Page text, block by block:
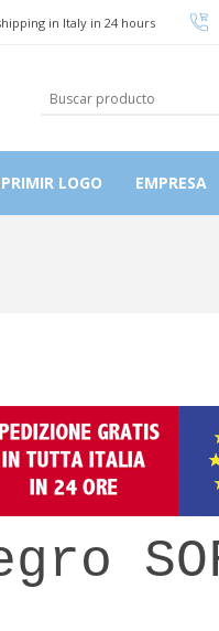
in Italy in 24 hours
LOGO EMPRESA